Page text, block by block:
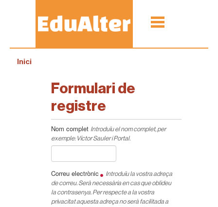
Inici
Formulari de
registre
Nom complet Introduïu el nom complet, per
exemple: Víctor Sauler i Portal.
Correu electrònic
Introduïu la vostra adreça
de correu. Serà necessària en cas que oblideu
la contrasenya. Per respecte a la vostra
privacitat aquesta adreça no serà facilitada a